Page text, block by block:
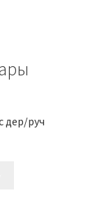
дер/руч